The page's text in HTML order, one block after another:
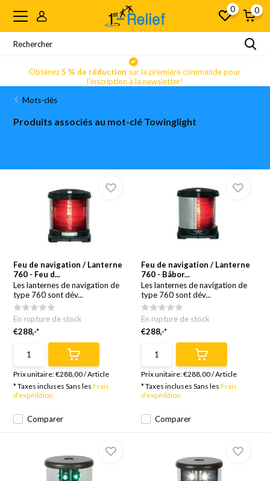
0 0
Obtenez5 % de réduction sur la première commande pour
l'inscription à la newsletter!
Mots-clés
Produits associés au mot-clé Towinglight
Feu de navigation / Lanterne
760 - Feu d...
Les lanternes de navigation de
type 760 sont dév...
Comparer
En rupture de stock
€288,-*
Prix unitaire:€288,00/Article
* Taxes incluses Sans lesFrais
d'expédition
Feu de navigation / Lanterne
760 - Bâbor...
Les lanternes de navigation de
type 760 sont dév...
Comparer
En rupture de stock
€288,-*
Prix unitaire:€288,00/Article
* Taxes incluses Sans les Frais
d'expédition